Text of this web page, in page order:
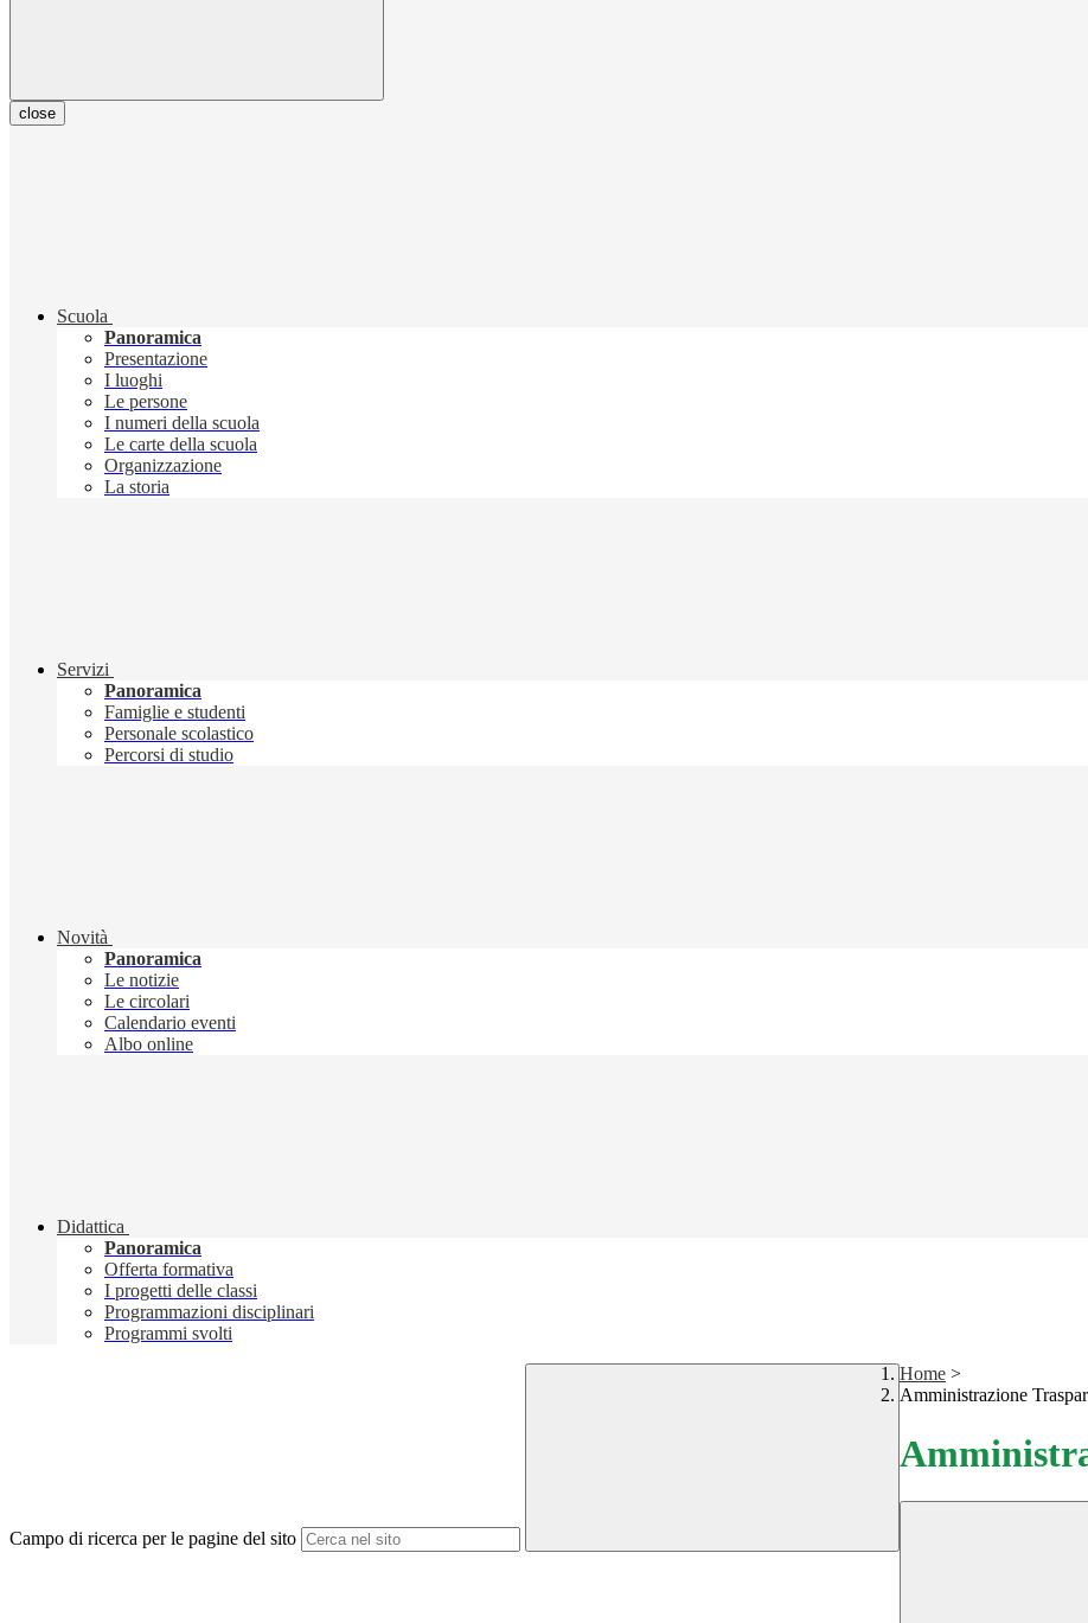
close
Scuola
Panoramica
Presentazione
I luoghi
Le persone
I numeri della scuola
Le carte della scuola
Organizzazione
La storia
Servizi
Panoramica
Famiglie e studenti
Personale scolastico
Percorsi di studio
Novità
Panoramica
Le notizie
Le circolari
Calendario eventi
Albo online
Didattica
Panoramica
Offerta formativa
I progetti delle classi
Programmazioni disciplinari
Programmi svolti
Campo di ricerca per le pagine del sito
Home >
Amministrazione